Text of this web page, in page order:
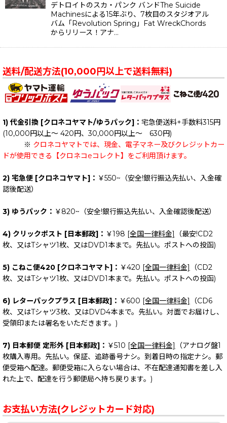
デトロイトのスカ・パンク バンドThe Suicide
Machinesによる15年ぶり、7枚目のスタジオアル
バム「Revolution Spring」Fat WreckChords
からリリース！アナ…
送料/配送方法(10,000円以上で送料無料)
1) 代金引換 [クロネコヤマト/ゆうパック]： 宅急便送料+手数料315円
(10,000円以上～ 420円、30,000円以上～ 630円)
※ クロネコヤマトでは、現金、電子マネー及びクレジットカー
ドが使用できる【クロネコeコレクト】をご利用頂けます。
2) 宅急便 [クロネコヤマト]： ￥550~（安全!銀行振込先払い、入金確
認後配送）
3) ゆうパック： ￥820~（安全!銀行振込先払い、入金確認後配送）
4) クリックポスト [日本郵政]： ￥198 [全国一律料金]
（最安!CD2
枚、又はTシャツ1枚、又はDVD1本まで。先払い。ポストへの投函)
5) こねこ便420 [クロネコヤマト]： ￥420 [全国一律料金]
（CD2
枚、又はTシャツ1枚、又はDVD1本まで。先払い。ポストへの投函)
6) レターパックプラス [日本郵政]： ￥600 [全国一律料金]
（CD6
枚、又はTシャツ3枚、又はDVD4本まで。先払い。対面でお届けし、
受領印または署名をいただきます。)
7) 日本郵便 定形外 [日本郵政]： ￥510 [全国一律料金]
（アナログ盤1
枚購入専用。先払い。保証、追跡番号ナシ。到着日時の指定ナシ。郵
便受箱へ配達。郵便受箱に入らない場合は、不在配達通知書を差し入
れた上で、配達を行う郵便局へ持ち戻ります。)
お支払い方法(クレジットカード対応)